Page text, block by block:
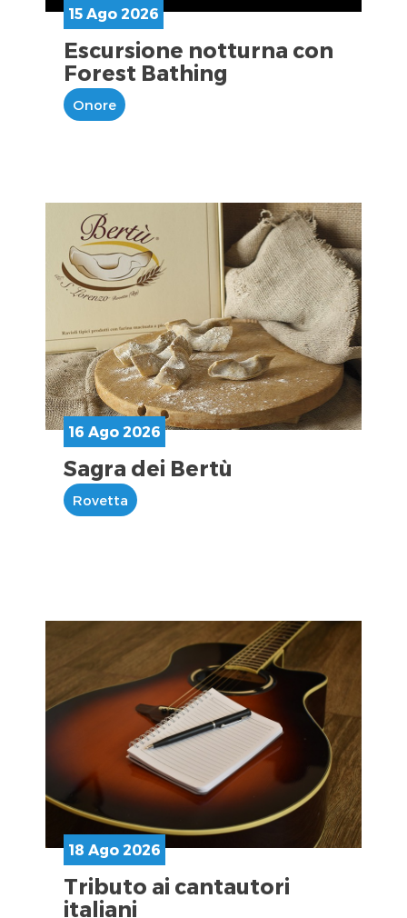
15 Ago 2026
Escursione notturna con
Forest Bathing
Onore
16 Ago 2026
Sagra dei Bertù
Rovetta
18 Ago 2026
Tributo ai cantautori
italiani